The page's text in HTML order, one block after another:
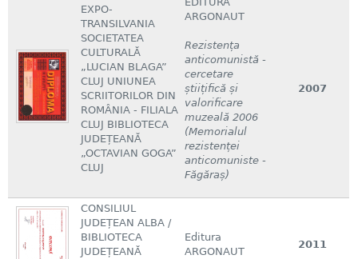
EXPO-
TRANSILVANIA
SOCIETATEA
CULTURALĂ
„LUCIAN BLAGA”
CLUJ UNIUNEA
SCRIITORILOR DIN
ROMÂNIA - FILIALA
CLUJ BIBLIOTECA
JUDEȚEANĂ
„OCTAVIAN GOGA”
CLUJ
ARGONAUT
Rezistența
anticomunistă -
cercetare
știițifică și
valorificare
muzeală 2006
(Memorialul
rezistenței
anticomuniste -
Făgăraș)
2007
CONSILIUL
JUDEȚEAN ALBA /
BIBLIOTECA
JUDEȚEANĂ
Editura
ARGONAUT
2011